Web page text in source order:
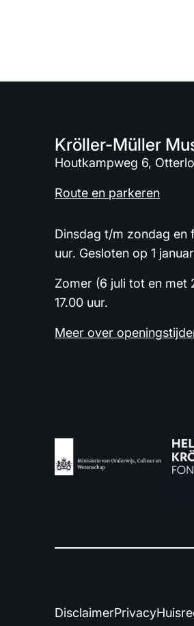
Kröller-Müller
Houtkampweg 6,
Route en parkeren
Dinsdag t/m zondag en
uur. Gesloten op 1
Zomer (6 juli tot en met
17.00 uur.
Meer over
DisclaimerPrivacy